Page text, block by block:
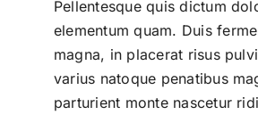
Pellentesque quis dictum
elementum quam. Duis
magna, in placerat risus
varius natoque penatibus
parturient monte nascetur